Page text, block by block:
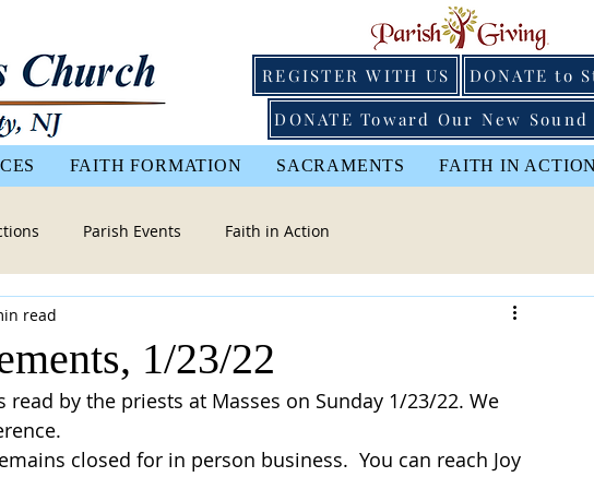
REGISTER WITH US
DONATE to
DONATE Toward Our New Sound
FAITH FORMATION SACRAMENTS FAITH IN ACTION
Parish Events Faith in Action
1/23/22
read
by the priests at Masses on Sunday 1/23/22. We
closed for in person business.  You can reach Joy